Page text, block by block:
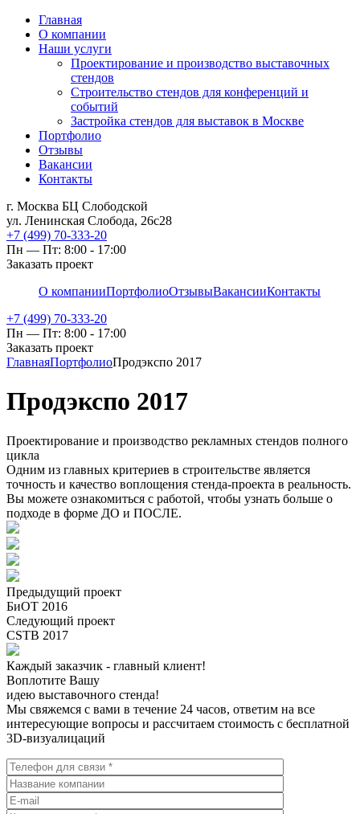
Главная
О компании
Наши услуги
Проектирование и производство выставочных
стендов
Строительство стендов для конференций и
событий
Застройка стендов для выставок в Москве
Портфолио
Отзывы
Вакансии
Контакты
г. Москва БЦ Слободской
ул. Ленинская Слобода, 26с28
+7 (499) 70-333-20
Пн — Пт: 8:00 - 17:00
Заказать проект
О компанииПортфолиоОтзывыВакансииКонтакты
+7 (499) 70-333-20
Пн — Пт: 8:00 - 17:00
Заказать проект
ГлавнаяПортфолиоПродэкспо 2017
Продэкспо 2017
Проектирование и производство рекламных стендов полного
цикла
Одним из главных критериев в строительстве является
точность и качество воплощения стенда-проекта в реальность.
Вы можете ознакомиться с работой, чтобы узнать больше о
подходе в форме ДО и ПОСЛЕ.
Предыдущий проект
БиОТ 2016
Следующий проект
CSTB 2017
Каждый заказчик - главный клиент!
Воплотите Вашу
идею выставочного стенда!
Мы свяжемся с вами в течение 24 часов, ответим на все
интересующие вопросы и рассчитаем стоимость с бесплатной
3D-визуалицаций